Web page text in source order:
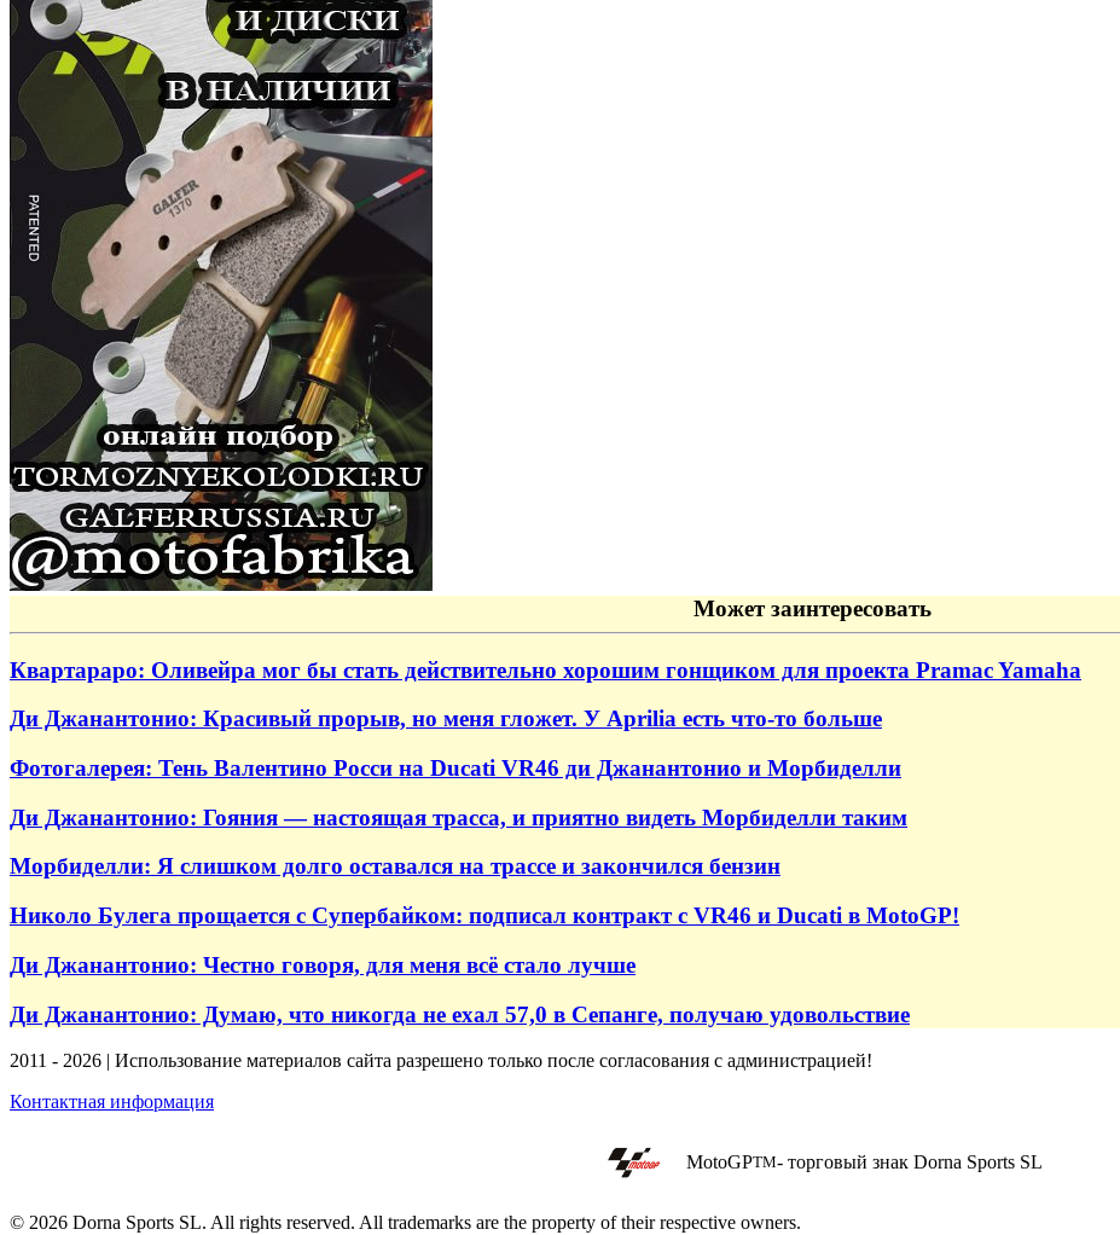
Может заинтересовать
Квартараро: Оливейра мог бы стать действительно хорошим гонщиком для проекта Pramac Yamaha
Ди Джанантонио: Красивый прорыв, но меня гложет. У Aprilia есть что-то больше
Фотогалерея: Тень Валентино Росси на Ducati VR46 ди Джанантонио и Морбиделли
Ди Джанантонио: Гояния — настоящая трасса, и приятно видеть Морбиделли таким
Морбиделли: Я слишком долго оставался на трассе и закончился бензин
Николо Булега прощается с Супербайком: подписал контракт с VR46 и Ducati в MotoGP!
Ди Джанантонио: Честно говоря, для меня всё стало лучше
Ди Джанантонио: Думаю, что никогда не ехал 57,0 в Сепанге, получаю удовольствие
2011 - 2026 | Использование материалов сайта разрешено только после согласования с администрацией!
Контактная информация
MotoGPTM- торговый знак Dorna Sports SL
© 2026 Dorna Sports SL. All rights reserved. All trademarks are the property of their respective owners.